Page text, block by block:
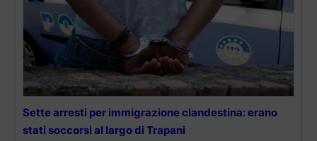
Sette arresti per immigrazione clandestina: erano
stati soccorsi al largo di Trapani